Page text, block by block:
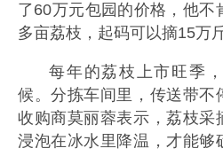
了60万元包园的价格，他不
多亩荔枝，起码可以摘15万
每年的荔枝上市旺季
候。分拣车间里，传送带不
收购商莫丽蓉表示，荔枝采
浸泡在冰水里降温，才能够